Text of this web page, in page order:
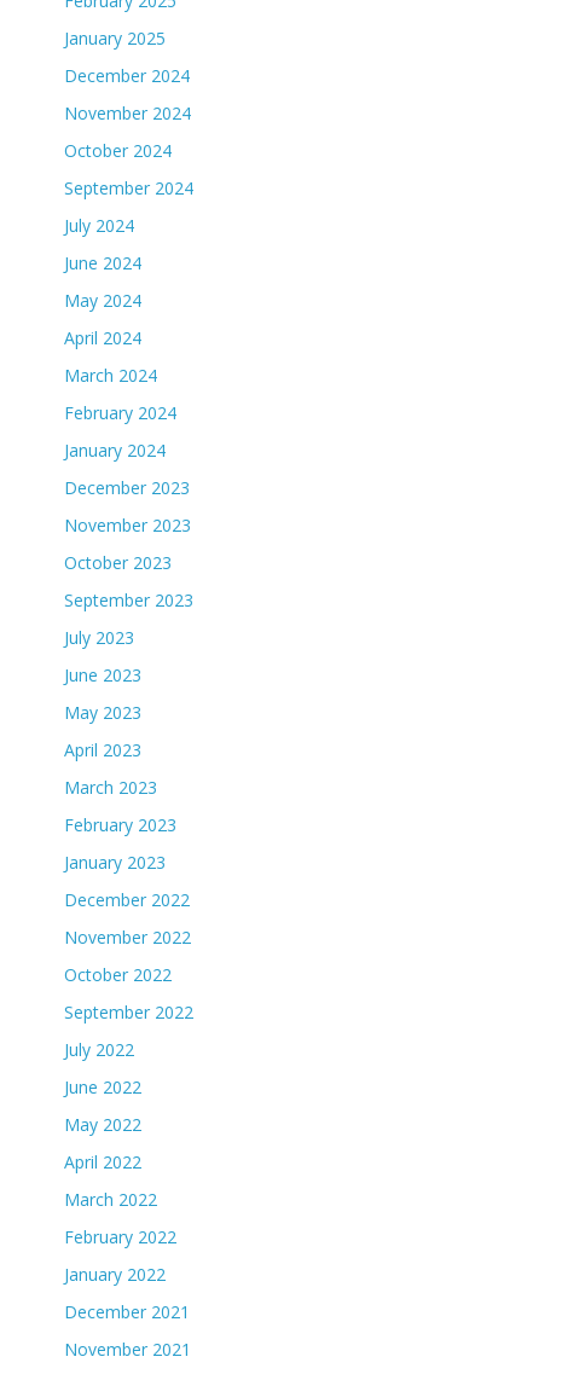
January 2025
December 2024
November 2024
October 2024
September 2024
July 2024
June 2024
May 2024
April 2024
March 2024
February 2024
January 2024
December 2023
November 2023
October 2023
September 2023
July 2023
June 2023
May 2023
April 2023
March 2023
February 2023
January 2023
December 2022
November 2022
October 2022
September 2022
July 2022
June 2022
May 2022
April 2022
March 2022
February 2022
January 2022
December 2021
November 2021